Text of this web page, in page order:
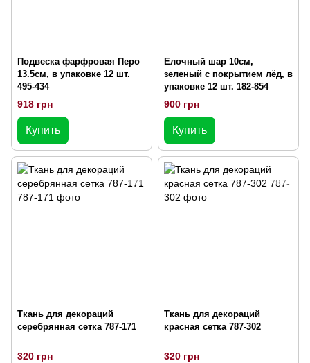
Подвеска фарфровая Перо
13.5см, в упаковке 12 шт.
495-434
918 грн
Купить
Елочный шар 10см,
зеленый с покрытием лёд, в
упаковке 12 шт. 182-854
900 грн
Купить
Ткань для декораций
серебрянная сетка 787-171
320 грн
Ткань для декораций
красная сетка 787-302
320 грн